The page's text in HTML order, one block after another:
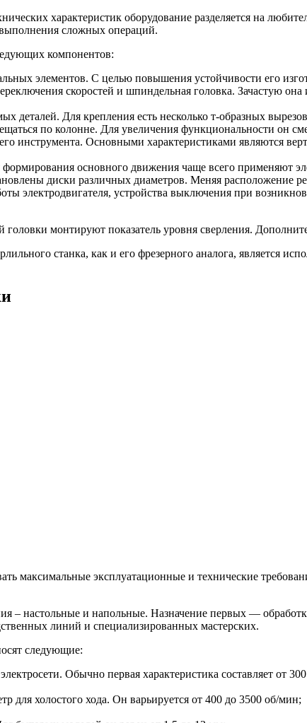
характеристик оборудование разделяется на
выполнения сложных операций.
компонентов:
элементов. С целью повышения устойчивости его
скоростей и шпиндельная головка. Зачастую
деталей. Для крепления есть несколько т-образных
по колонне. Для увеличения функциональности он
инструмента. Основными характеристиками являются
основного движения чаще всего применяют
диски различных диаметров. Меняя расположение
электродвигателя, устройства выключения при
головки монтируют показатель уровня сверления.
станка, как и его фрезерного аналога, является
максимальные эксплуатационные и технические
– настольные и напольные. Назначение первых —
линий и специализированных мастерских.
следующие:
Обычно первая характеристика составляет от
для холостого хода. Он варьируется от 400 до 3500 об/мин;